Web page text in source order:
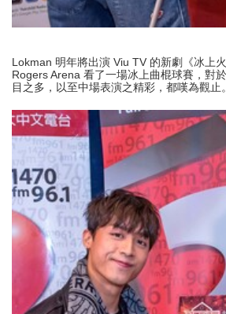
Lokman 明年將出演 Viu TV 的新劇《冰上
Rogers Arena 看了一場冰上曲棍球賽，對
目之多，以至中場表演之精彩，都嘆為觀止。